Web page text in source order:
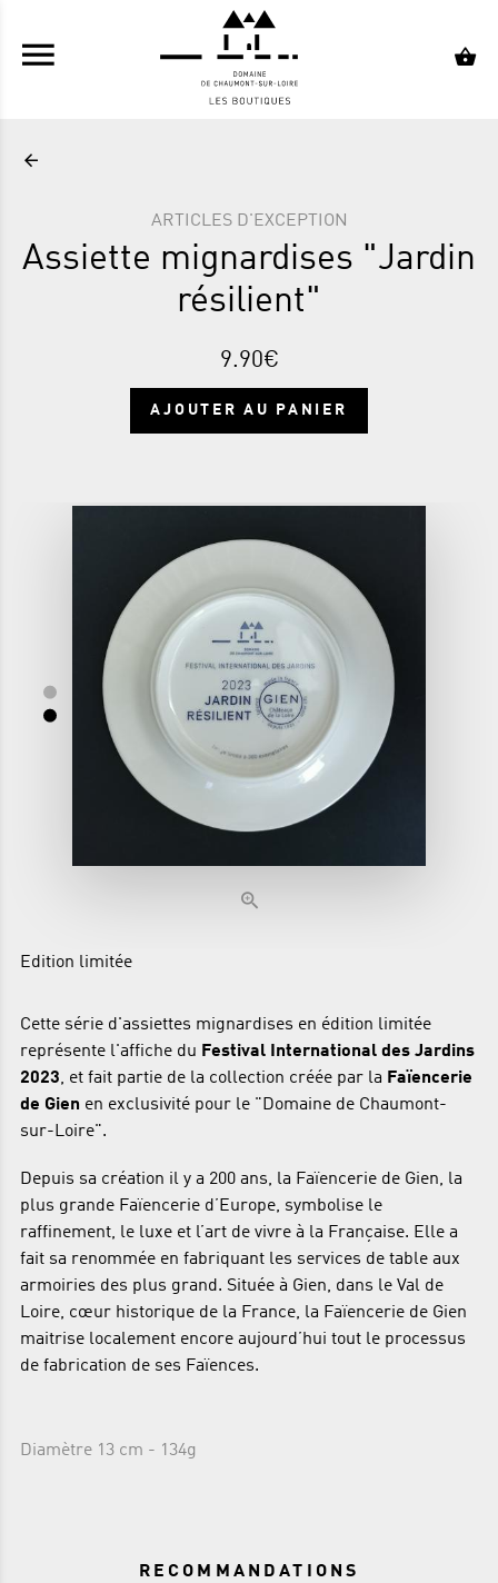
ALLER AU CONTENU PRINCIPAL
ARTICLES D'EXCEPTION
Assiette mignardises "Jardin
résilient"
9.90€
AJOUTER AU PANIER
Edition limitée
Cette série d'assiettes mignardises en édition limitée
représente l'affiche du Festival International des Jardins
2023, et fait partie de la collection créée par la Faïencerie
de Gien en exclusivité pour le "Domaine de Chaumont-
sur-Loire".
Depuis sa création il y a 200 ans, la Faïencerie de Gien, la
plus grande Faïencerie d’Europe, symbolise le
raffinement, le luxe et l’art de vivre à la Française. Elle a
fait sa renommée en fabriquant les services de table aux
armoiries des plus grand. Située à Gien, dans le Val de
Loire, cœur historique de la France, la Faïencerie de Gien
maitrise localement encore aujourd’hui tout le processus
de fabrication de ses Faïences.
Diamètre 13 cm - 134g
RECOMMANDATIONS